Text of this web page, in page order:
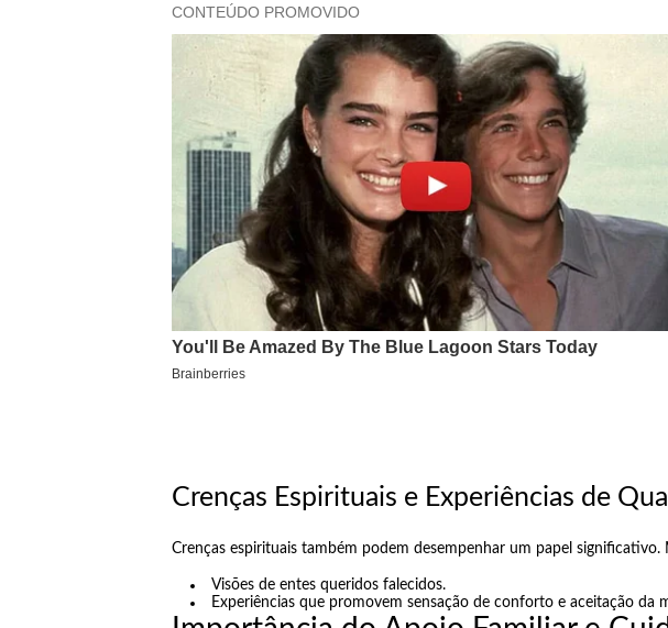
Crenças Espirituais e Experiências de
Crenças espirituais também podem desempenhar um papel significativo.
Visões de entes queridos falecidos.
Experiências que promovem sensação de conforto e aceitação da